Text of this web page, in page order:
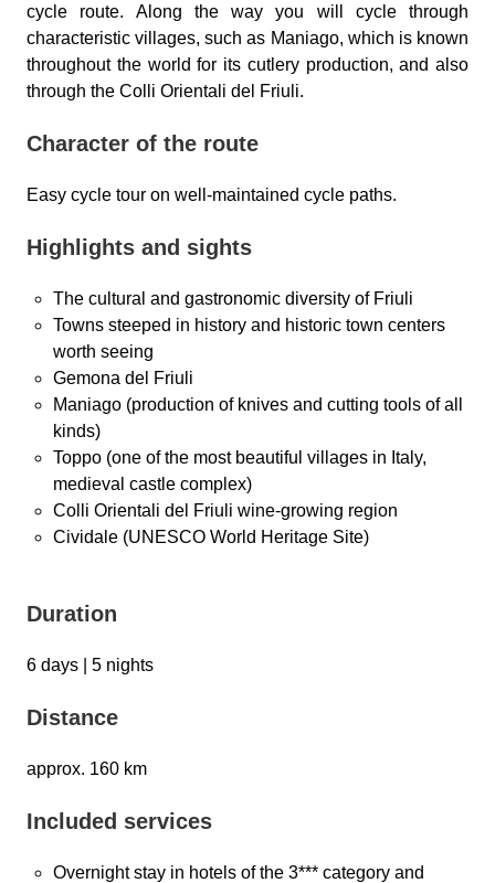
cycle route. Along the way you will cycle through
characteristic villages, such as Maniago, which is known
throughout the world for its cutlery production, and also
through the Colli Orientali del Friuli.
Character of the route
Easy cycle tour on well-maintained cycle paths.
Highlights and sights
The cultural and gastronomic diversity of Friuli
Towns steeped in history and historic town centers
worth seeing
Gemona del Friuli
Maniago (production of knives and cutting tools of all
kinds)
Toppo (one of the most beautiful villages in Italy,
medieval castle complex)
Colli Orientali del Friuli wine-growing region
Cividale (UNESCO World Heritage Site)
Duration
6 days | 5 nights
Distance
approx. 160 km
Included services
Overnight stay in hotels of the 3*** category and